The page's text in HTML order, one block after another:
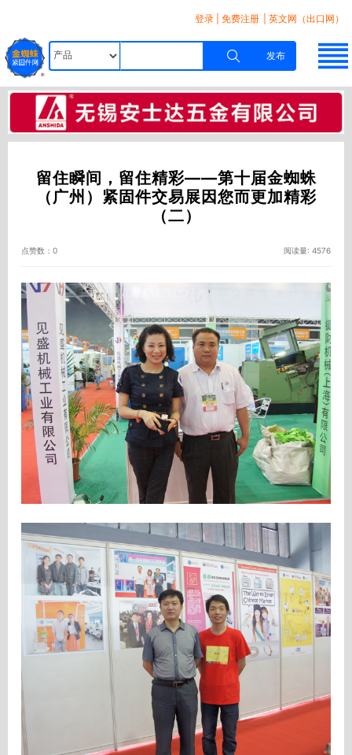
登录 免费注册 | 英文网（出口网）
发布
留住瞬间，留住精彩――第十届金蜘蛛
（广州）紧固件交易展因您而更加精彩
（二）
点赞数：0 阅读量: 4576